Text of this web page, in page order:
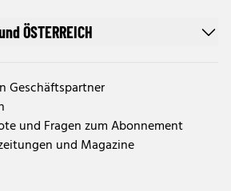
ÖSTERREICH
Geschäftspartner
und Fragen zum Abonnement
und Magazine